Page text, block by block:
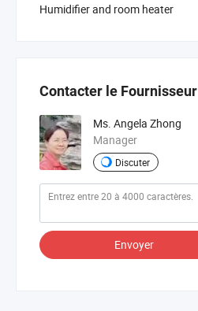
Humidifier and room heater
Contacter le Fournisseur
Ms. Angela Zhong
Manager
Discuter
Envoyer